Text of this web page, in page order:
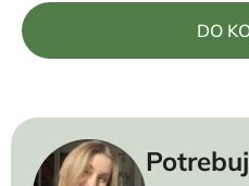
Jednotková cena:
DO